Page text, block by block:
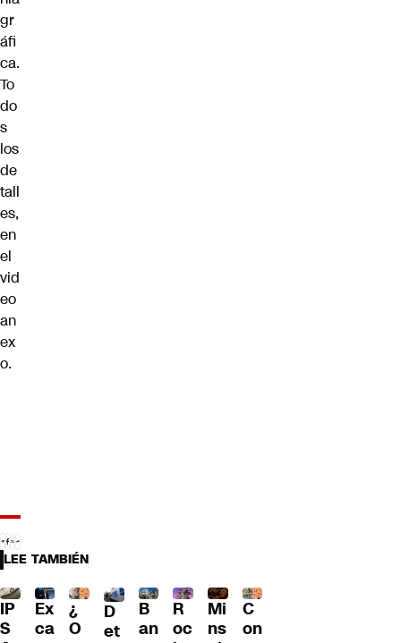
gr
áfi
ca.
To
do
s
los
de
tall
es,
en
el
vid
eo
an
ex
o.
LEE TAMBIÉN
IP
S
Ex
ca
¿
O
D
et
B
an
R
oc
Mi
ns
C
on